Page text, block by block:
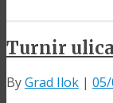
Turnir ulica
ByGrad Ilok |